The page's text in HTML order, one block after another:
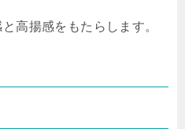
高揚感をもたらします。